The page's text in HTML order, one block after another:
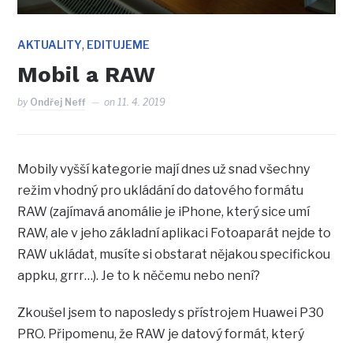
AKTUALITY, EDITUJEME
Mobil a RAW
by Ondřej Neff on11. 4. 2019
Mobily vyšší kategorie mají dnes už snad všechny
režim vhodný pro ukládání do datového formátu
RAW (zajímavá anomálie je iPhone, který sice umí
RAW, ale v jeho základní aplikaci Fotoaparát nejde to
RAW ukládat, musíte si obstarat nějakou specifickou
appku, grrr…). Je to k něčemu nebo není?
Zkoušel jsem to naposledy s přístrojem Huawei P30
PRO. Připomenu, že RAW je datový formát, který